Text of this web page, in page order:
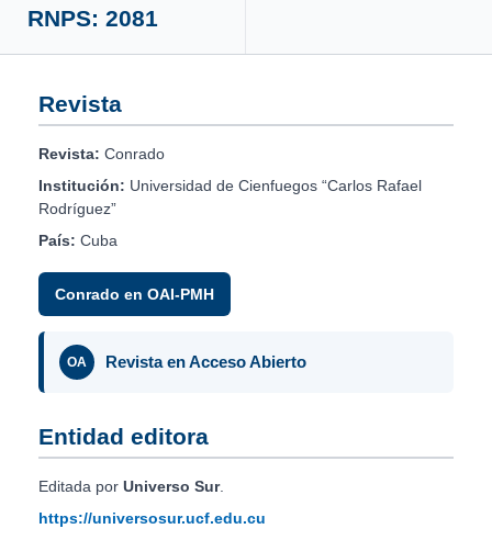
RNPS: 2081
Revista
Revista: Conrado
Institución: Universidad de Cienfuegos “Carlos Rafael
Rodríguez”
País: Cuba
Conrado en OAI-PMH
OA Revista en Acceso Abierto
Entidad editora
Editada por Universo Sur.
https://universosur.ucf.edu.cu